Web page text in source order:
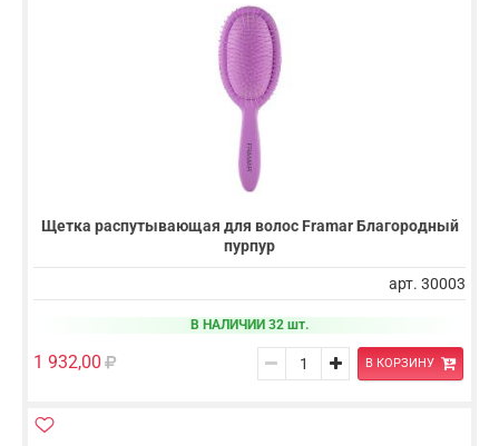
Щетка распутывающая для волос Framar Благородный
пурпур
арт. 30003
В НАЛИЧИИ 32 шт.
1 932,00 В КОРЗИНУ